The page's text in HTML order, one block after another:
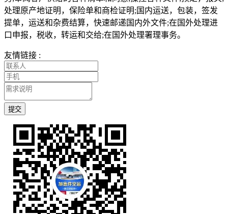
处理原产地证明，保险单和商检证明;国内运送，包装，签发
提单，运送和杂费结算，快速邮递国内外文件;在国外处理进
口申报，税收，转运和交给;在国外处理署理事务。
友情链接 :
提交